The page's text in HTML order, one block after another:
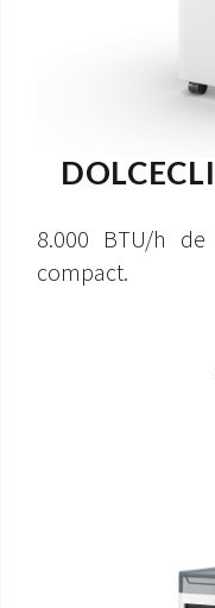
8.000 BTU/h
compact.